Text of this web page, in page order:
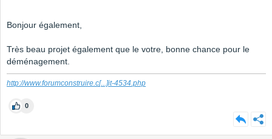
Bonjour également,
Très beau projet également que le votre, bonne chance pour le
déménagement.
http://www.forumconstruire.c[...]it-4534.php
0